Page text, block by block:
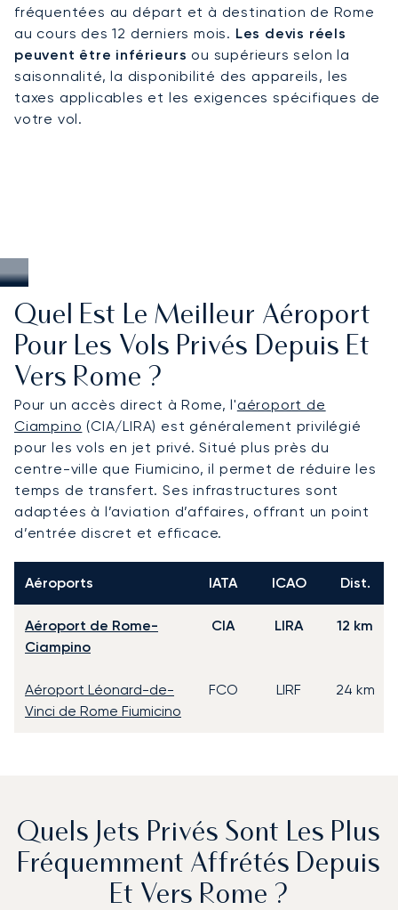
fréquentées au départ et à destination de Rome
au cours des 12 derniers mois. Les devis réels
peuvent être inférieurs ou supérieurs selon la
saisonnalité, la disponibilité des appareils, les
taxes applicables et les exigences spécifiques de
votre vol.
Quel Est Le Meilleur Aéroport
Pour Les Vols Privés Depuis Et
Vers Rome ?
Pour un accès direct à Rome, l'aéroport de
Ciampino (CIA/LIRA) est généralement privilégié
pour les vols en jet privé. Situé plus près du
centre-ville que Fiumicino, il permet de réduire les
temps de transfert. Ses infrastructures sont
adaptées à l’aviation d’affaires, offrant un point
d’entrée discret et efficace.
Aéroports IATA ICAO Dist.
Aéroport de Rome-
Ciampino
CIA LIRA 12 km
Aéroport Léonard-de-
Vinci de Rome Fiumicino
FCO LIRF 24 km
Quels Jets Privés Sont Les Plus
Fréquemment Affrétés Depuis
Et Vers Rome ?